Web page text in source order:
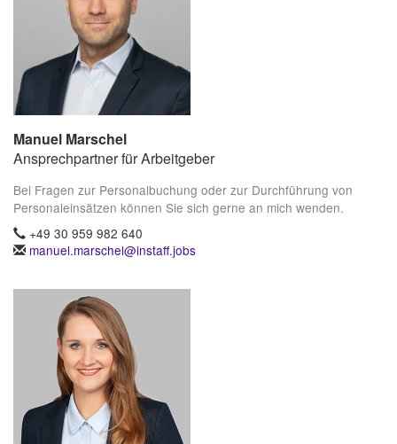
Manuel Marschel
Ansprechpartner für Arbeitgeber
Bei Fragen zur Personalbuchung oder zur Durchführung von
Personaleinsätzen können Sie sich gerne an mich wenden.
+49 30 959 982 640
manuel.marschel@instaff.jobs